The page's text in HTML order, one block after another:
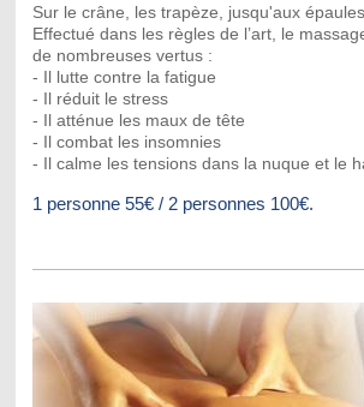
Sur le crâne, les trapèze, jusqu'aux épaules
Effectué dans les règles de l’art, le
de nombreuses vertus :
- Il lutte contre la fatigue
- Il réduit le stress
- Il atténue les maux de tête
- Il combat les insomnies
- Il calme les tensions dans la nuque et le
1 personne 55€ / 2 personnes 100€.